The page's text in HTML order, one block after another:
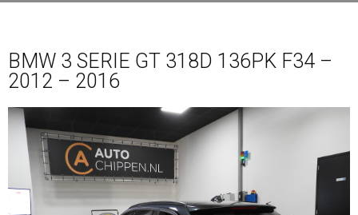
BMW 3 SERIE GT 318D 136PK F34 –
2012 – 2016